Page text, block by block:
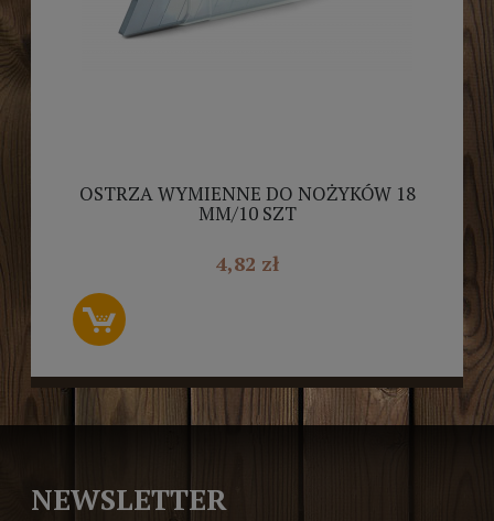
OSTRZA WYMIENNE DO NOŻYKÓW 18
MM/10 SZT
4,82 zł
NEWSLETTER